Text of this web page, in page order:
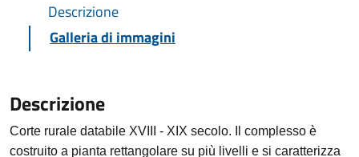
Descrizione
Galleria di immagini
Descrizione
Corte rurale databile XVIII - XIX secolo. Il complesso è
costruito a pianta rettangolare su più livelli e si caratterizza